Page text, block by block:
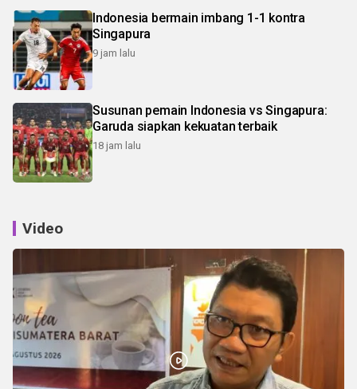
Indonesia bermain imbang 1-1 kontra
Singapura
9 jam lalu
Susunan pemain Indonesia vs Singapura:
Garuda siapkan kekuatan terbaik
18 jam lalu
Video